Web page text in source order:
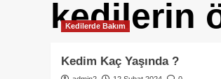
kedilerin
Kedilerde Bakım
Kedim Kaç Yaşında ?